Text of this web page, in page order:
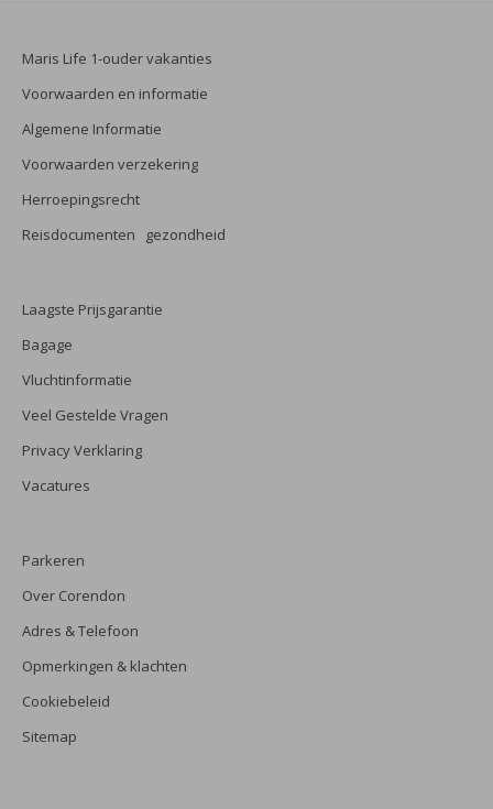
Maris Life 1-ouder vakanties
Voorwaarden en informatie
Algemene Informatie
Voorwaarden verzekering
Herroepingsrecht
Reisdocumenten gezondheid
Laagste Prijsgarantie
Bagage
Vluchtinformatie
Veel Gestelde Vragen
Privacy Verklaring
Vacatures
Parkeren
Over Corendon
Adres & Telefoon
Opmerkingen & klachten
Cookiebeleid
Sitemap